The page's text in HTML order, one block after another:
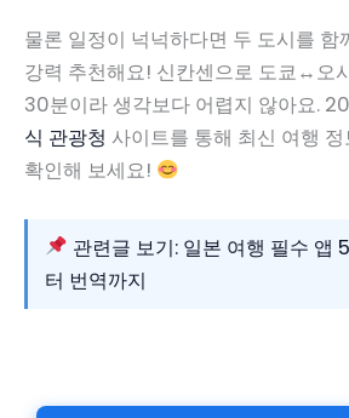
물론 일정이 넉넉하다면 두 도시를 함
강력 추천해요! 신칸센으로 도쿄↔오
30분이라 생각보다 어렵지 않아요.
식 관광청 사이트를 통해 최신 여행
확인해 보세요!
관련글 보기: 일본 여행 필수 앱
터 번역까지